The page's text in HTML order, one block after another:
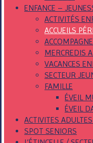
ENFANCE –
ACTIVITÉS
ACCUEILS
MERCREDIS
VACANCES
SECTEUR
FAMILLE
ÉVEIL
ÉVEIL
ACTIVITES
SPOT SENIORS